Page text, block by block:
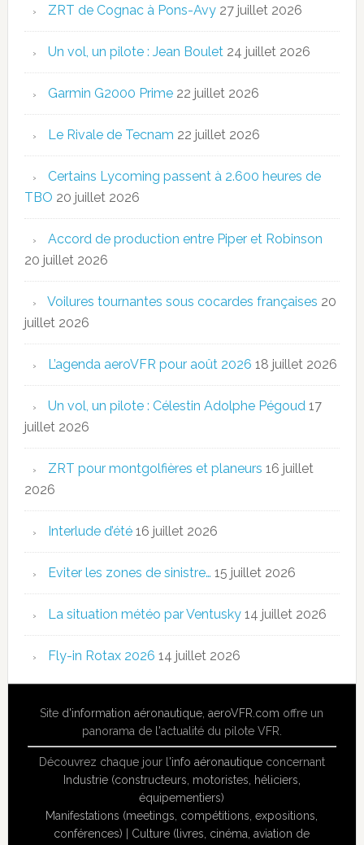
ZRT de Cognac à Pons-Avy 27 juillet 2026
Un vol, un pilote : Jean Boulet 24 juillet 2026
Garmin G2000 Prime 22 juillet 2026
Le Rivale de Tecnam 22 juillet 2026
Certains Lycoming passent à 2.600 heures de
TBO 20 juillet 2026
Accord de production entre Piper et Robinson
20 juillet 2026
Voilures tournantes sous cocardes françaises 20
juillet 2026
L’agenda aeroVFR pour août 2026 18 juillet 2026
Un vol, un pilote : Célestin Adolphe Pégoud 17
juillet 2026
ZRT pour montgolfières et planeurs 16 juillet
2026
Interlude d’été 16 juillet 2026
Eviter les zones de sinistre… 15 juillet 2026
La situation météo par Ventusky 14 juillet 2026
Fly-in Rotax 2026 14 juillet 2026
Site d'information aéronautique ,aeroVFR.com offre un
panorama de l'actualité du pilote VFR.
Découvrez chaque jour l'info aéronautiqueconcernant
Industrie (constructeurs, motoristes, héliciers,
équipementiers)
Manifestations (meetings, compétitions, expositions,
conférences)
Culture (livres, cinéma, aviation de